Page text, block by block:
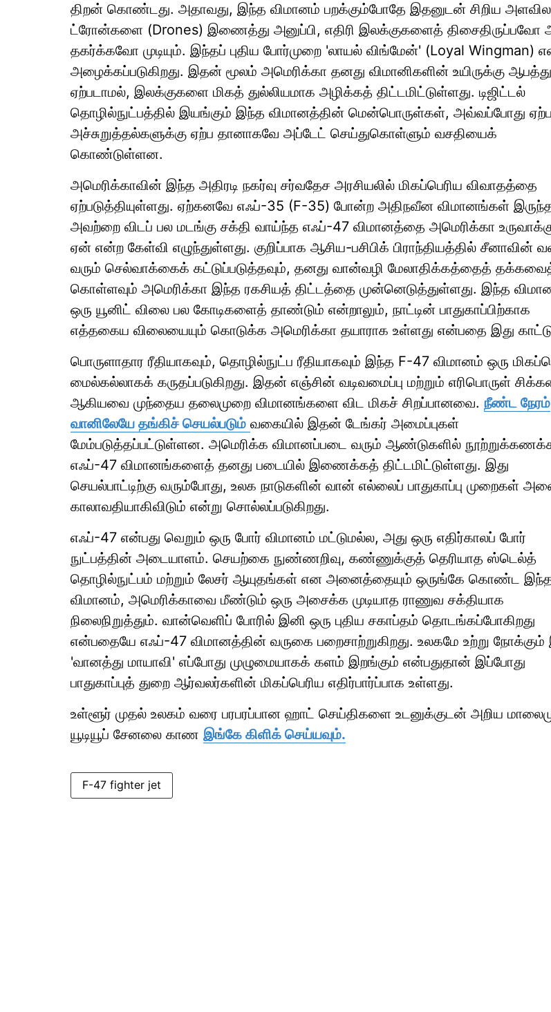
திறன் கொண்டது. அதாவது, இந்த விமானம் பறக்கும்போதே இதனுடன் சிறிய
ட்ரோன்களை (Drones) இணைத்து அனுப்பி, எதிரி இலக்குகளைத் திசைதிருப்பவோ
தகர்க்கவோ முடியும். இந்தப் புதிய போர்முறை 'லாயல் விங்மேன்' (Loyal Wingman)
அழைக்கப்படுகிறது. இதன் மூலம் அமெரிக்கா தனது விமானிகளின் உயிருக்கு ஆபத்து
ஏற்படாமல், இலக்குகளை மிகத் துல்லியமாக அழிக்கத் திட்டமிட்டுள்ளது. டிஜிட்டல்
தொழில்நுட்பத்தில் இயங்கும் இந்த விமானத்தின் மென்பொருள்கள், அவ்வப்போது
அச்சுறுத்தல்களுக்கு ஏற்ப தானாகவே அப்டேட் செய்துகொள்ளும் வசதியைக்
கொண்டுள்ளன.
அமெரிக்காவின் இந்த அதிரடி நகர்வு சர்வதேச அரசியலில் மிகப்பெரிய விவாதத்தை
ஏற்படுத்தியுள்ளது. ஏற்கனவே எஃப்-35 (F-35) போன்ற அதிநவீன விமானங்கள்
அவற்றை விடப் பல மடங்கு சக்தி வாய்ந்த எஃப்-47 விமானத்தை அமெரிக்கா
ஏன் என்ற கேள்வி எழுந்துள்ளது. குறிப்பாக ஆசிய-பசிபிக் பிராந்தியத்தில் சீனாவின்
வரும் செல்வாக்கைக் கட்டுப்படுத்தவும், தனது வான்வழி மேலாதிக்கத்தைத்
கொள்ளவும் அமெரிக்கா இந்த ரகசியத் திட்டத்தை முன்னெடுத்துள்ளது. இந்த
ஒரு யூனிட் விலை பல கோடிகளைத் தாண்டும் என்றாலும், நாட்டின் பாதுகாப்பிற்காக
எத்தகைய விலையையும் கொடுக்க அமெரிக்கா தயாராக உள்ளது என்பதை இது
பொருளாதார ரீதியாகவும், தொழில்நுட்ப ரீதியாகவும் இந்த F-47 விமானம் ஒரு
மைல்கல்லாகக் கருதப்படுகிறது. இதன் எஞ்சின் வடிவமைப்பு மற்றும் எரிபொருள்
ஆகியவை முந்தைய தலைமுறை விமானங்களை விட மிகச் சிறப்பானவை. நீண்ட நேரம்
வானிலேயே தங்கிச் செயல்படும் வகையில் இதன் டேங்கர் அமைப்புகள்
மேம்படுத்தப்பட்டுள்ளன. அமெரிக்க விமானப்படை வரும் ஆண்டுகளில்
எஃப்-47 விமானங்களைத் தனது படையில் இணைக்கத் திட்டமிட்டுள்ளது. இது
செயல்பாட்டிற்கு வரும்போது, உலக நாடுகளின் வான் எல்லைப் பாதுகாப்பு முறைகள்
காலாவதியாகிவிடும் என்று சொல்லப்படுகிறது.
எஃப்-47 என்பது வெறும் ஒரு போர் விமானம் மட்டுமல்ல, அது ஒரு எதிர்காலப் போர்
நுட்பத்தின் அடையாளம். செயற்கை நுண்ணறிவு, கண்ணுக்குத் தெரியாத ஸ்டெல்த்
தொழில்நுட்பம் மற்றும் லேசர் ஆயுதங்கள் என அனைத்தையும் ஒருங்கே கொண்ட
விமானம், அமெரிக்காவை மீண்டும் ஒரு அசைக்க முடியாத ராணுவ சக்தியாக
நிலைநிறுத்தும். வான்வெளிப் போரில் இனி ஒரு புதிய சகாப்தம் தொடங்கப்போகிறது
என்பதையே எஃப்-47 விமானத்தின் வருகை பறைசாற்றுகிறது. உலகமே உற்று
'வானத்து மாயாவி' எப்போது முழுமையாகக் களம் இறங்கும் என்பதுதான் இப்போது
பாதுகாப்புத் துறை ஆர்வலர்களின் மிகப்பெரிய எதிர்பார்ப்பாக உள்ளது.
உள்ளூர் முதல் உலகம் வரை பரபரப்பான ஹாட் செய்திகளை உடனுக்குடன் அறிய
யூடியூப் சேனலை காண இங்கே கிளிக் செய்யவும்.
F-47 fighter jet